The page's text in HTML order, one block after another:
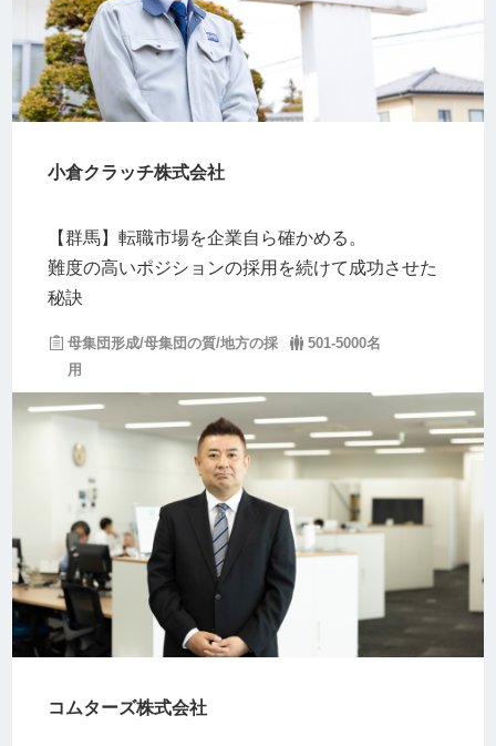
小倉クラッチ株式会社
【群馬】転職市場を企業自ら確かめる。
難度の高いポジションの採用を続けて成功させた
秘訣
母集団形成/母集団の質/地方の採
用
501-5000名
コムターズ株式会社